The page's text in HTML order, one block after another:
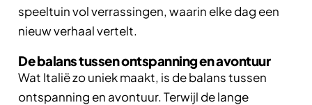
speeltuin vol verrassingen, waarin elke dag een
nieuw verhaal vertelt.
De balans tussen ontspanning en avontuur
Wat Italië zo uniek maakt, is de balans tussen
ontspanning en avontuur. Terwijl de lange